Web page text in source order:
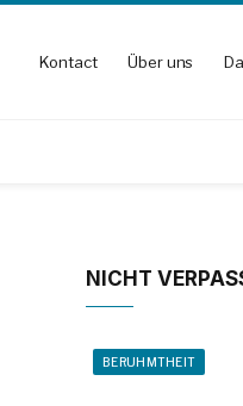
Kontact Über uns
NICHT
BERUHMTHEIT